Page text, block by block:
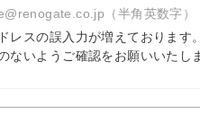
（半角英数字）
レスの誤入力が増えております。
ないようご確認をお願いいたし